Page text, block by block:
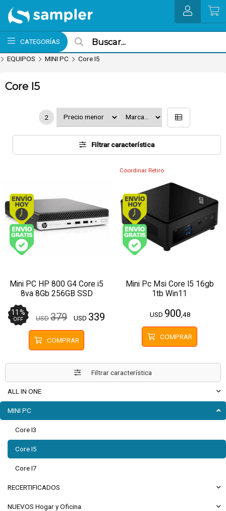
CATEGORÍAS
MI COMPRA
EQUIPOS MINI PC Core I5
Filtrar característica
ALL IN ONE
MINI PC
Core I3
Core I5
Core I7
RECERTIFICADOS
NUEVOS Hogar y Oficina
Core I5
2
Filtrar característica
Envío hoy. Comprando antes de 13Hs.
Envío gratis (Ver Envíos y Pagos)
Mini PC HP 800 G4 Core i5
8va 8Gb 256GB SSD
11 %
OFF USD379 USD 339
COMPRAR
Coordinar Retiro
Envío hoy.
Envío gratis (Ver
Mini Pc Msi Core I5 16gb
1tb Win11
USD 900 ,48
COMPRAR